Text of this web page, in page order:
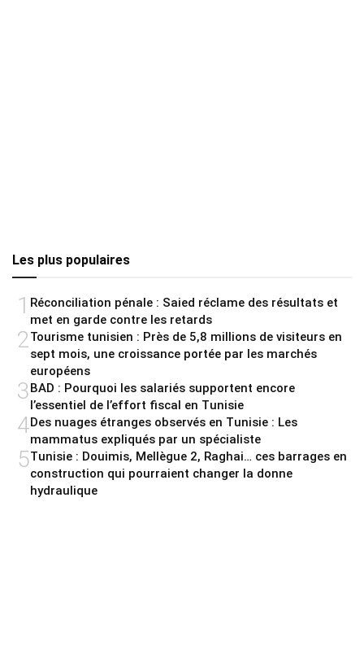
Les plus populaires
1 Réconciliation pénale : Saied réclame des résultats et
met en garde contre les retards
2Tourisme tunisien : Près de 5,8 millions de visiteurs en
sept mois, une croissance portée par les marchés
européens
3BAD : Pourquoi les salariés supportent encore
l’essentiel de l’effort fiscal en Tunisie
4Des nuages étranges observés en Tunisie : Les
mammatus expliqués par un spécialiste
5Tunisie : Douimis, Mellègue 2, Raghai… ces barrages en
construction qui pourraient changer la donne
hydraulique